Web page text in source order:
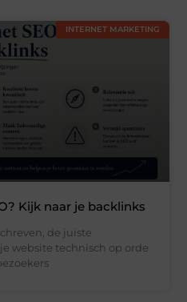
INTERNET MARKETING
Kijk naar je backlinks
de juiste
website technisch op orde